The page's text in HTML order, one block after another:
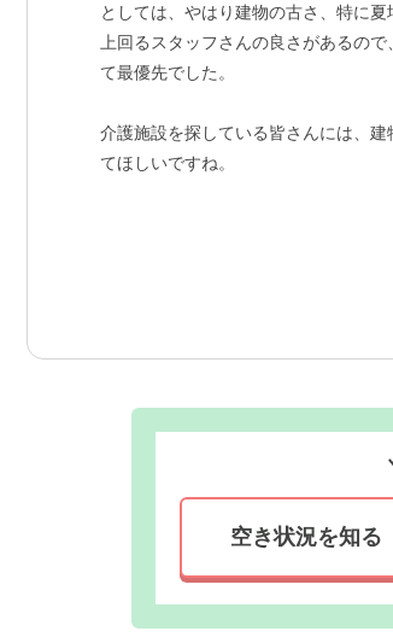
外観: 優しい色の外
前の施設では、父の身体状況の変化
と感じていました。
は、居室まで入れないところもある
いても、この施設を選んで良かった
食事は毎日のことなので、温かい手
としては、やはり建物の古さ、特に
上回るスタッフさんの良さがあるの
て最優先でした。
介護施設を探している皆さんには、
てほしいですね。
空き状況を知る